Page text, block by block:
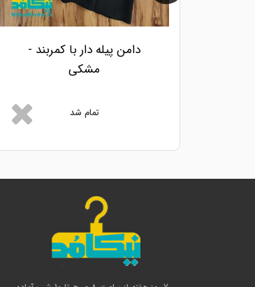
دامن پیله دار با کمربند -
مشکی
تمام شد